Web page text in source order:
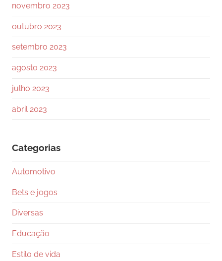
novembro 2023
outubro 2023
setembro 2023
agosto 2023
julho 2023
abril 2023
Categorias
Automotivo
Bets e jogos
Diversas
Educação
Estilo de vida